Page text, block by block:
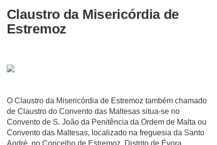
Claustro da Misericórdia de
Estremoz
O Claustro da Misericórdia de Estremoz também chamado
de Claustro do Convento das Maltesas situa-se no
Convento de S. João da Penitência da Ordem de Malta ou
Convento das Maltesas, localizado na freguesia da Santo